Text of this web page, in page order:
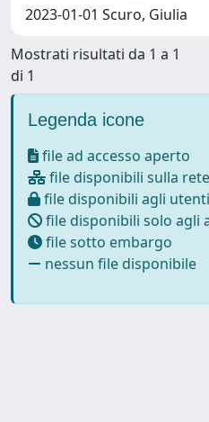
2023-01-01 Scuro, Giulia
Mostrati risultati da 1 a 1
di 1
Legenda icone
file ad accesso aperto
file disponibili sulla
file disponibili agli
file disponibili solo agli
file sotto embargo
nessun file disponibile